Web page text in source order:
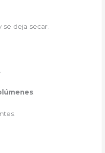
se deja secar.
.